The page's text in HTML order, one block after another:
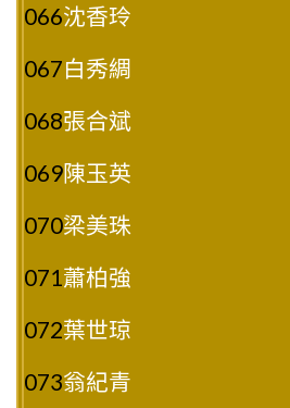
066沈香玲
067白秀綢
068張合斌
069陳玉英
070梁美珠
071 蕭柏強
072葉世琼
073翁紀青